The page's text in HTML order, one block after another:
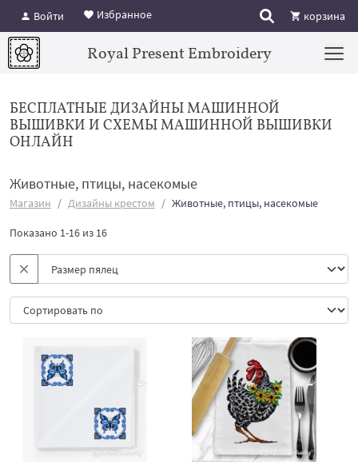
Войти Избранное корзина
Royal Present Embroidery
БЕСПЛАТНЫЕ ДИЗАЙНЫ МАШИННОЙ
ВЫШИВКИ И СХЕМЫ МАШИННОЙ ВЫШИВКИ
ОНЛАЙН
Животные, птицы, насекомые
Магазин Дизайны крестом Животные, птицы, насекомые
Показано 1-16 из 16